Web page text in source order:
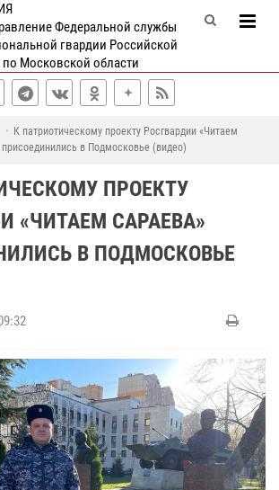
Федеральной службы
гвардии Российской
Московской области
К патриотическому проекту Росгвардии «Читаем
в Подмосковье (видео)
ПРОЕКТУ
«ЧИТАЕМ САРАЕВА»
В ПОДМОСКОВЬЕ